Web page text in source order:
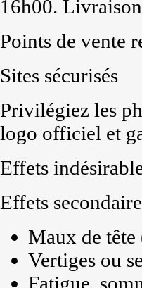
16h00.
Points de vente
Sites sécurisés
Privilégiez les
logo officiel et
Effets
Effets
Maux de
Vertiges ou
Fatigue,